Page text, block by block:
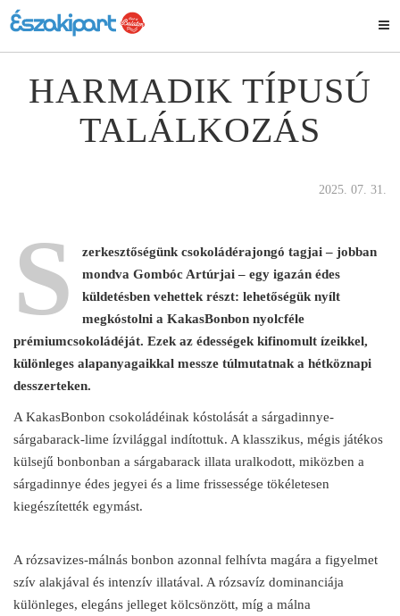
HARMADIK TÍPUSÚ
TALÁLKOZÁS
2025. 07. 31.
S
zerkesztőségünk csokoládérajongó tagjai – jobban
mondva Gombóc Artúrjai – egy igazán édes
küldetésben vehettek részt: lehetőségük nyílt
megkóstolni a KakasBonbon nyolcféle
prémiumcsokoládéját. Ezek az édességek kifinomult ízeikkel,
különleges alapanyagaikkal messze túlmutatnak a hétköznapi
desszerteken.
A KakasBonbon csokoládéinak kóstolását a sárgadinnye-
sárgabarack-lime ízvilággal indítottuk. A klasszikus, mégis játékos
külsejű bonbonban a sárgabarack illata uralkodott, miközben a
sárgadinnye édes jegyei és a lime frissessége tökéletesen
kiegészítették egymást.
A rózsavizes-málnás bonbon azonnal felhívta magára a figyelmet
szív alakjával és intenzív illatával. A rózsavíz dominanciája
különleges, elegáns jelleget kölcsönzött, míg a málna